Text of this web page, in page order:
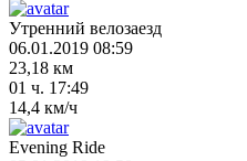
Утренний велозаезд
06.01.2019 08:59
23,18 км
01 ч. 17:49
14,4 км/ч
Evening Ride